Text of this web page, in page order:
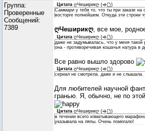
Группа:
Проверенные
Сообщений:
7389
Цитата ღЧеширикღ (
)
Саммари у тебя то, что ты при заказе на
восторге полнейшем. Откуда эти строки
ღЧеширикღ, все мое,
Цитата ღЧеширикღ (
)
даже не задумывалась, что у меня такой
она - противоречивая кошачья натура в
Все равно вышло здорово
Цитата ღЧеширикღ (
)
сериал не смотрела. даже и не слышала.
Для любителей научной
гранью. Я, обычно, не по
Цитата ღЧеширикღ (
)
в течении всего изматывающего
указывала на ляпы. Очень помогало!